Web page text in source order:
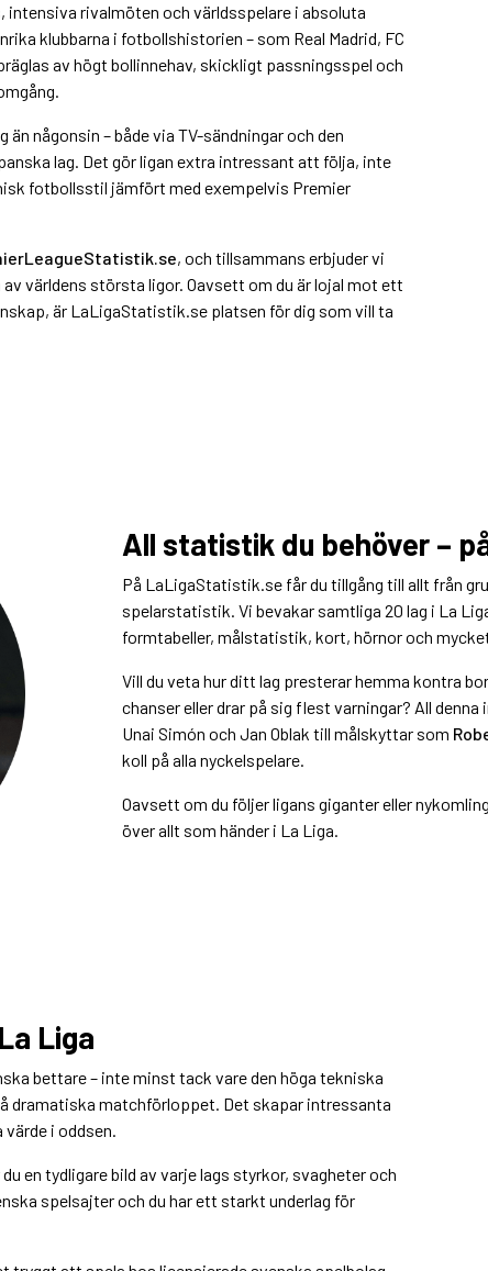
intensiva rivalmöten och världsspelare i absoluta
klubbarna i fotbollshistorien – som Real Madrid, FC
av högt bollinnehav, skickligt passningsspel och
någonsin – både via TV-sändningar och den
lag. Det gör ligan extra intressant att följa, inte
fotbollsstil jämfört med exempelvis Premier
, och tillsammans erbjuder vi
världens största ligor. Oavsett om du är lojal mot ett
är LaLigaStatistik.se platsen för dig som vill ta
All statistik du behöver –
På LaLigaStatistik.se får du tillgång till allt från
spelarstatistik. Vi bevakar samtliga 20 lag i La
formtabeller, målstatistik, kort, hörnor och
Vill du veta hur ditt lag presterar hemma kontra
chanser eller drar på sig flest varningar? All
Unai Simón och Jan Oblak till målskyttar som
koll på alla nyckelspelare.
Oavsett om du följer ligans giganter eller
över allt som händer i La Liga.
Liga
bettare – inte minst tack vare den höga tekniska
dramatiska matchförloppet. Det skapar intressanta
i oddsen.
en tydligare bild av varje lags styrkor, svagheter och
spelsajter och du har ett starkt underlag för